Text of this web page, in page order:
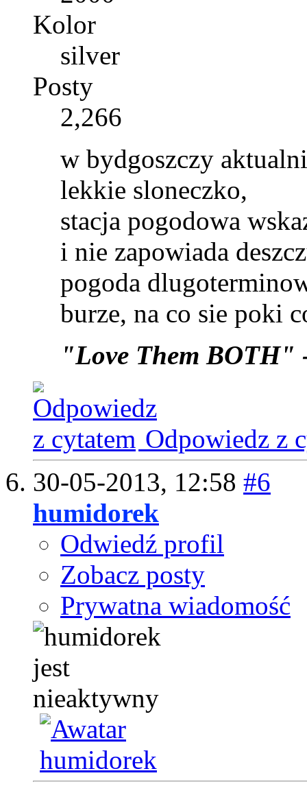
Kolor
silver
Posty
2,266
w bydgoszczy
lekkie sloneczko,
stacja pogodowa
i nie zapowiada
pogoda
burze, na co sie poki
"Love Them BOTH"
Odpowiedz z
30-05-2013, 12:58 #6
humidorek
Odwiedź profil
Zobacz posty
Prywatna wiadomość